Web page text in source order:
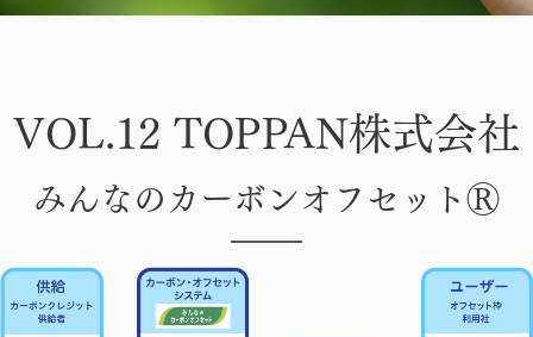
VOL.12 TOPPAN株式会社
みんなのカーボンオフセット Ⓡ